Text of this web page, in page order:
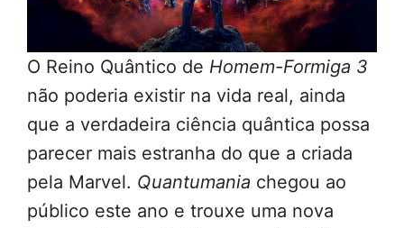
O Reino Quântico de Homem-Formiga 3
não poderia existir na vida real, ainda
que a verdadeira ciência quântica possa
parecer mais estranha do que a criada
pela Marvel. Quantumania chegou ao
público este ano e trouxe uma nova